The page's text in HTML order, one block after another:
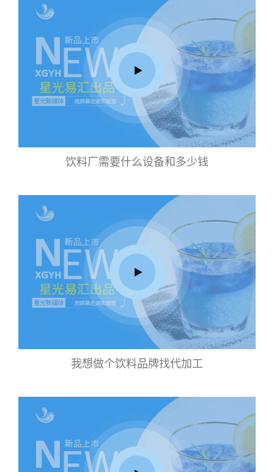
饮料厂需要什么设备和多少钱
我想做个饮料品牌找代加工